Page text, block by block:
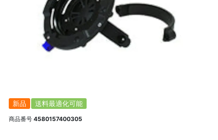
新品 送料最適化可能
商品番号 4580157400305